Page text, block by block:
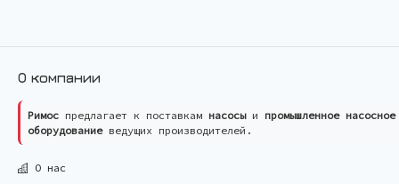
О компании
Римос предлагает к поставкам насосыи промышленное насосное
оборудованиеведущих производителей.
О нас